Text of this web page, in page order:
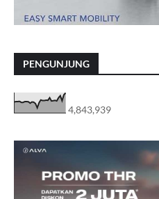
PENGUNJUNG
4,843,939